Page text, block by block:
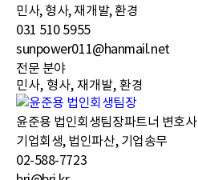
민사, 형사, 재개발, 환경
031 510 5955
sunpower011@hanmail.net
전문 분야
민사, 형사, 재개발, 환경
윤준용 법인회생팀장파트너 변호사
기업회생, 법인파산, 기업송무
02-588-7723